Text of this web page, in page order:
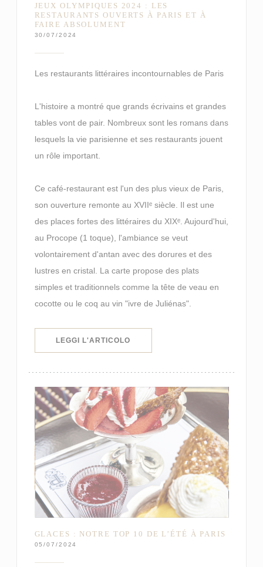
JEUX OLYMPIQUES 2024 : LES
RESTAURANTS OUVERTS À PARIS ET À
FAIRE ABSOLUMENT
30/07/2024
Les restaurants littéraires incontournables de Paris
L'histoire a montré que grands écrivains et grandes
tables vont de pair. Nombreux sont les romans dans
lesquels la vie parisienne et ses restaurants jouent
un rôle important.
Ce café-restaurant est l'un des plus vieux de Paris,
son ouverture remonte au XVIIᵉ siècle. Il est une
des places fortes des littéraires du XIXᵉ. Aujourd'hui,
au Procope (1 toque), l'ambiance se veut
volontairement d'antan avec des dorures et des
lustres en cristal. La carte propose des plats
simples et traditionnels comme la tête de veau en
cocotte ou le coq au vin "ivre de Juliénas".
LEGGI L'ARTICOLO
GLACES : NOTRE TOP 10 DE L’ÉTÉ À PARIS
05/07/2024